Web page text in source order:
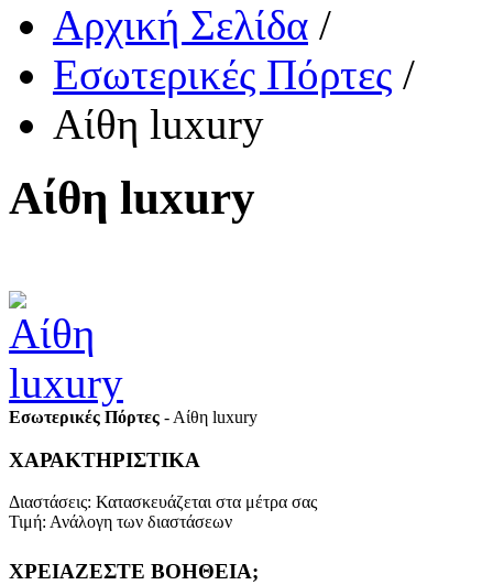
Αρχική Σελίδα /
Εσωτερικές Πόρτες /
Αίθη luxury
Αίθη luxury
Εσωτερικές Πόρτες - Αίθη luxury
ΧΑΡΑΚΤΗΡΙΣΤΙΚΑ
Διαστάσεις: Κατασκευάζεται στα μέτρα σας
Τιμή: Ανάλογη των διαστάσεων
ΧΡΕΙΑΖΕΣΤΕ ΒΟΗΘΕΙΑ;